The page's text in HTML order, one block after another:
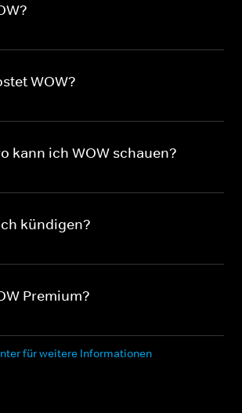
WOW?
kann ich WOW schauen?
kündigen?
Premium?
für weitere Informationen